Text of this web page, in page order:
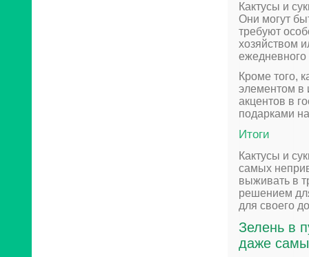
Кактусы и
Они могут
требуют
хозяйством
ежедневного
Кроме того,
элементом в
акцентов в
подарками
Итоги
Кактусы и
самых
выживать в
решением
для своего
Зелень в
даже